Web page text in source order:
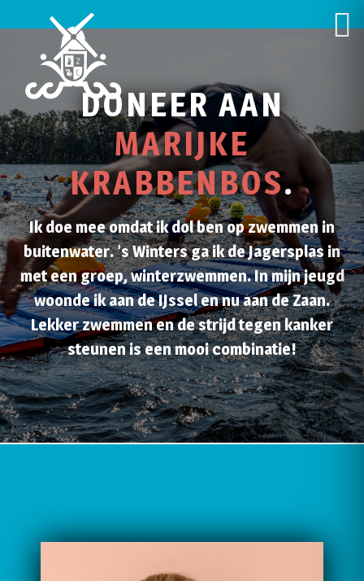
DONEER AAN
MARIJKE
KRABBENBOS.
Ik doe mee omdat ik dol ben op zwemmen in
buitenwater. ’s Winters ga ik de Jagersplas in
met een groep, winterzwemmen. In mijn jeugd
woonde ik aan de IJssel en nu aan de Zaan.
Lekker zwemmen en de strijd tegen kanker
steunen is een mooi combinatie!